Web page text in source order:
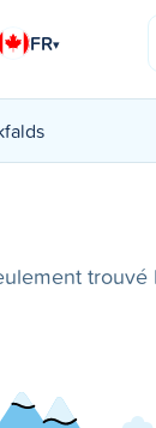
FR▾
trouvé